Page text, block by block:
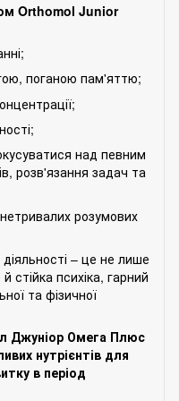
Orthomol Junior
поганою пам'яттю;
над певним
розв'язання задач та
розумових
– це не лише
стійка психіка, гарний
та фізичної
Джуніор Омега Плюс
нутрієнтів для
в період